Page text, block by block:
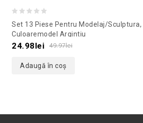
out
of
Set 13 Piese Pentru Modelaj/sculptura,
Culoaremodel Argintiu
49.97lei
24.98lei
Adaugă în coș